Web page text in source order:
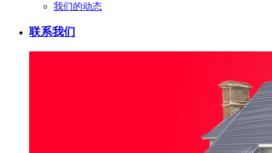
我们的动态
联系我们